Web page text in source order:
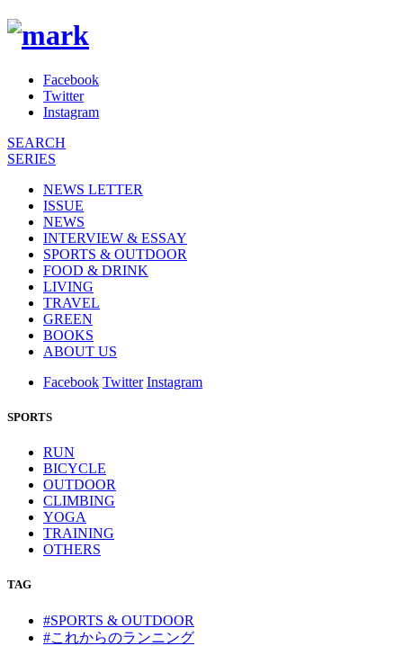
Facebook
Twitter
Instagram
SEARCH
SERIES
NEWS LETTER
ISSUE
NEWS
INTERVIEW & ESSAY
SPORTS & OUTDOOR
FOOD & DRINK
LIVING
TRAVEL
GREEN
BOOKS
ABOUT US
Facebook Twitter Instagram
SPORTS
RUN
BICYCLE
OUTDOOR
CLIMBING
YOGA
TRAINING
OTHERS
TAG
#SPORTS & OUTDOOR
#これからのランニング